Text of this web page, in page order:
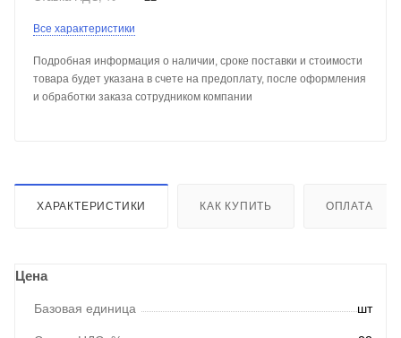
Все характеристики
Подробная информация о наличии, сроке поставки и стоимости
товара будет указана в счете на предоплату, после оформления
и обработки заказа сотрудником компании
ХАРАКТЕРИСТИКИ КАК КУПИТЬ ОПЛАТА
Цена
Базовая единица шт